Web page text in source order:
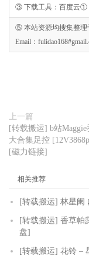
③ 下载工具：百度云①
⑤ 本站资源均搜集整理
Email：
上一篇
[转载搬运] b站
大合集足控
[磁力链接]
相关推荐
[转载搬运] 林星阑
[转载搬运] 香草帕
盘]
[转载搬运] 花铃 –